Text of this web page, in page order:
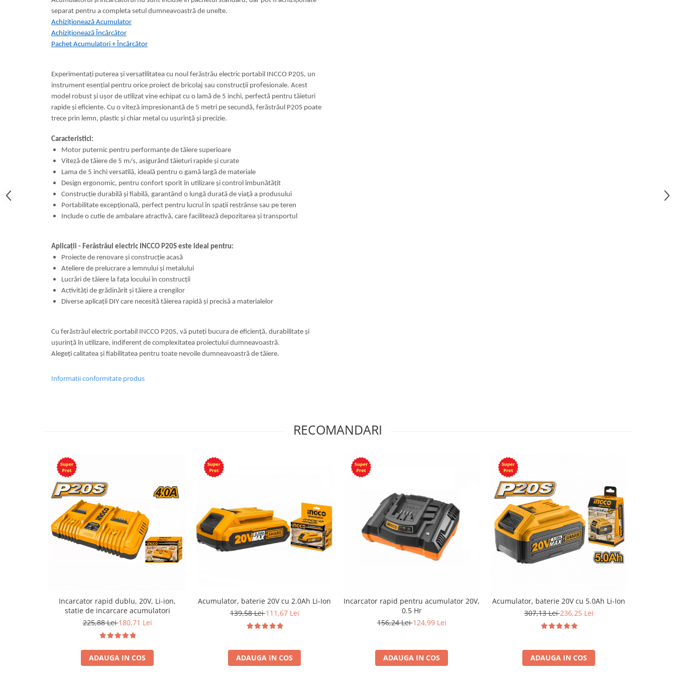
separat pentru a completa setul dumneavoastră de unelte.
Achiziționează Acumulator
Achiziționează Încărcător
Pachet Acumulatori + Încărcător
Experimentați puterea și versatilitatea cu noul ferăstrău electric portabil INCCO P20S, un
instrument esențial pentru orice proiect de bricolaj sau construcții profesionale. Acest
model robust și ușor de utilizat vine echipat cu o lamă de 5 inchi, perfectă pentru tăieturi
rapide și eficiente. Cu o viteză impresionantă de 5 metri pe secundă, ferăstrăul P20S poate
trece prin lemn, plastic și chiar metal cu ușurință și precizie.
Caracteristici:
Motor puternic pentru performanțe de tăiere superioare
Viteză de tăiere de 5 m/s, asigurând tăieturi rapide și curate
Lama de 5 inchi versatilă, ideală pentru o gamă largă de materiale
Design ergonomic, pentru confort sporit în utilizare și control îmbunătățit
Construcție durabilă și fiabilă, garantând o lungă durată de viață a produsului
Portabilitate excepțională, perfect pentru lucrul în spații restrânse sau pe teren
Include o cutie de ambalare atractivă, care facilitează depozitarea și transportul
Aplicații - Ferăstrăul electric INCCO P20S este ideal pentru:
Proiecte de renovare și construcție acasă
Ateliere de prelucrare a lemnului și metalului
Lucrări de tăiere la fața locului în construcții
Activități de grădinărit și tăiere a crengilor
Diverse aplicații DIY care necesită tăierea rapidă și precisă a materialelor
Cu ferăstrăul electric portabil INCCO P20S, vă puteți bucura de eficiență, durabilitate și
ușurință în utilizare, indiferent de complexitatea proiectului dumneavoastră.
Alegeți calitatea și fiabilitatea pentru toate nevoile dumneavoastră de tăiere.
Informatii conformitate produs
RECOMANDARI
Incarcator rapid dublu, 20V, Li-ion,
statie de incarcare acumulatori
225,88 Lei180,71 Lei
ADAUGA IN COS
Acumulator, baterie 20V cu 2.0Ah Li-Ion
139,58 Lei111,67 Lei
ADAUGA IN COS
Incarcator rapid pentru acumulator 20V,
0.5 Hr
156,24 Lei124,99 Lei
ADAUGA IN COS
Acumulator, baterie 20V cu 5.0Ah Li-Ion
307,13 Lei236,25 Lei
ADAUGA IN COS